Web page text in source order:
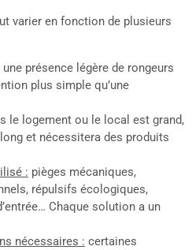
varier en fonction de plusieurs
une présence légère de rongeurs
plus simple qu’une
le logement ou le local est grand,
et nécessitera des produits
: pièges mécaniques,
répulsifs écologiques,
Chaque solution a un
nécessaires : certaines